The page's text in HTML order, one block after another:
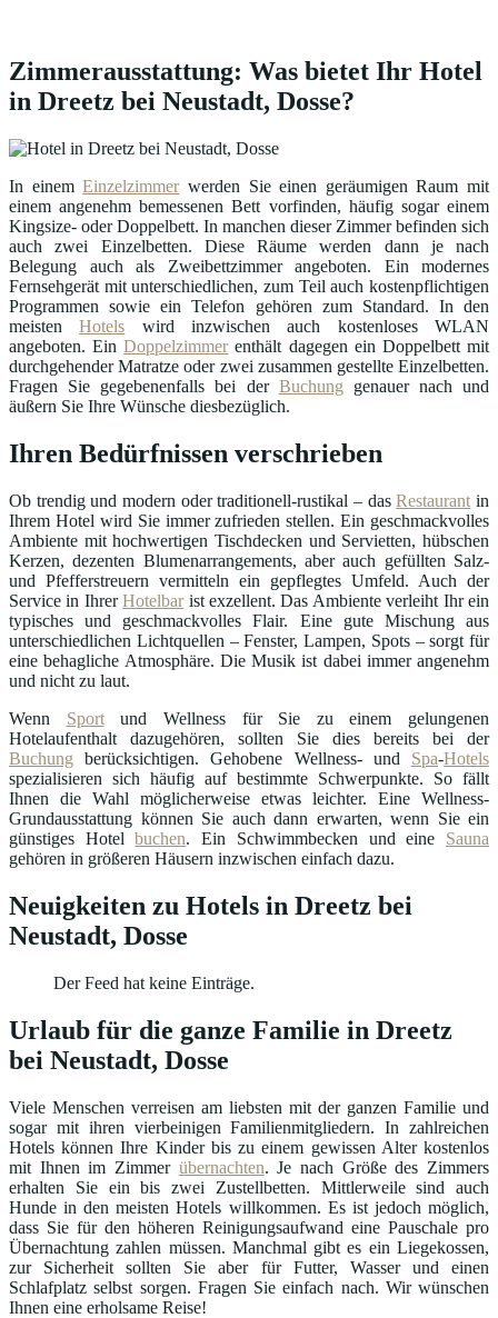
Zimmerausstattung: Was bietet Ihr Hotel
in Dreetz bei Neustadt, Dosse?
In einemEinzelzimmerwerden Sie einen geräumigen Raum mit
einem angenehm bemessenen Bett vorfinden, häufig sogar einem
Kingsize- oder Doppelbett. In manchen dieser Zimmer befinden sich
auch zwei Einzelbetten. Diese Räume werden dann je nach
Belegung auch als Zweibettzimmer angeboten. Ein modernes
Fernsehgerät mit unterschiedlichen, zum Teil auch kostenpflichtigen
Programmen sowie ein Telefon gehören zum Standard. In den
meistenHotels wird inzwischen auch kostenloses WLAN
angeboten. EinDoppelzimmerenthält dagegen ein Doppelbett mit
durchgehender Matratze oder zwei zusammen gestellte Einzelbetten.
Fragen Sie gegebenenfalls bei der Buchung genauer nach und
äußern Sie Ihre Wünsche diesbezüglich.
Ihren Bedürfnissen verschrieben
Ob trendig und modern oder traditionell-rustikal – dasRestaurant in
Ihrem Hotel wird Sie immer zufrieden stellen. Ein geschmackvolles
Ambiente mit hochwertigen Tischdecken und Servietten, hübschen
Kerzen, dezenten Blumenarrangements, aber auch gefüllten Salz-
und Pfefferstreuern vermitteln ein gepflegtes Umfeld. Auch der
Service in IhrerHotelbarist exzellent. Das Ambiente verleiht Ihr ein
typisches und geschmackvolles Flair. Eine gute Mischung aus
unterschiedlichen Lichtquellen – Fenster, Lampen, Spots – sorgt für
eine behagliche Atmosphäre. Die Musik ist dabei immer angenehm
und nicht zu laut.
Wenn Sportund Wellness für Sie zu einem gelungenen
Hotelaufenthalt dazugehören, sollten Sie dies bereits bei der
Buchung berücksichtigen. Gehobene Wellness- und Spa-Hotels
spezialisieren sich häufig auf bestimmte Schwerpunkte. So fällt
Ihnen die Wahl möglicherweise etwas leichter. Eine Wellness-
Grundausstattung können Sie auch dann erwarten, wenn Sie ein
günstiges Hotelbuchen. Ein Schwimmbecken und eine Sauna
gehören in größeren Häusern inzwischen einfach dazu.
Neuigkeiten zu Hotels in Dreetz bei
Neustadt, Dosse
Der Feed hat keine Einträge.
Urlaub für die ganze Familie in Dreetz
bei Neustadt, Dosse
Viele Menschen verreisen am liebsten mit der ganzen Familie und
sogar mit ihren vierbeinigen Familienmitgliedern. In zahlreichen
Hotels können Ihre Kinder bis zu einem gewissen Alter kostenlos
mit Ihnen im Zimmer übernachten. Je nach Größe des Zimmers
erhalten Sie ein bis zwei Zustellbetten. Mittlerweile sind auch
Hunde in den meisten Hotels willkommen. Es ist jedoch möglich,
dass Sie für den höheren Reinigungsaufwand eine Pauschale pro
Übernachtung zahlen müssen. Manchmal gibt es ein Liegekossen,
zur Sicherheit sollten Sie aber für Futter, Wasser und einen
Schlafplatz selbst sorgen. Fragen Sie einfach nach. Wir wünschen
Ihnen eine erholsame Reise!